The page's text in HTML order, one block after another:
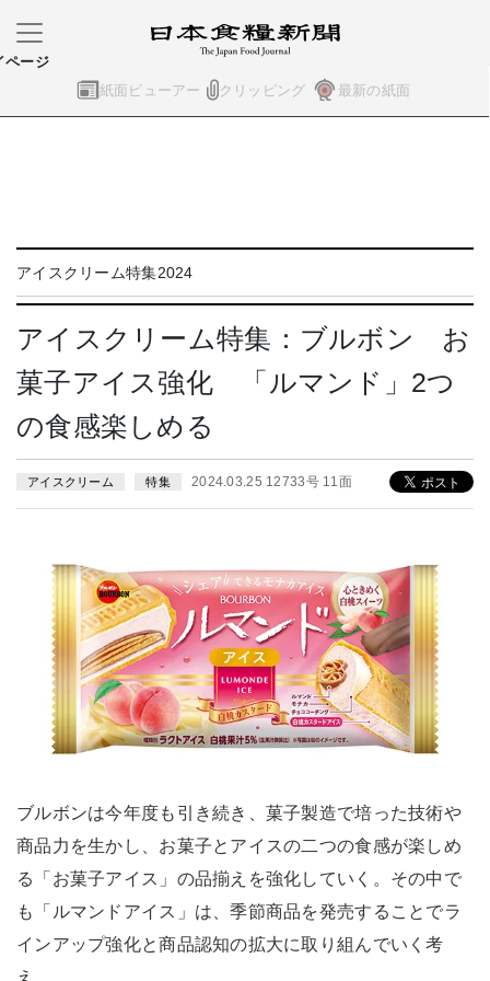
紙面ビューアー クリッピング 最新の紙面
ページ
アイスクリーム特集2024
アイスクリーム特集：ブルボン お
菓子アイス強化 「ルマンド」2つ
の食感楽しめる
アイスクリーム 特集 2024.03.25 12733号 11面
ブルボンは今年度も引き続き、菓子製造で培った技術や
商品力を生かし、お菓子とアイスの二つの食感が楽しめ
る「お菓子アイス」の品揃えを強化していく。その中で
も「ルマンドアイス」は、季節商品を発売することでラ
インアップ強化と商品認知の拡大に取り組んでいく考